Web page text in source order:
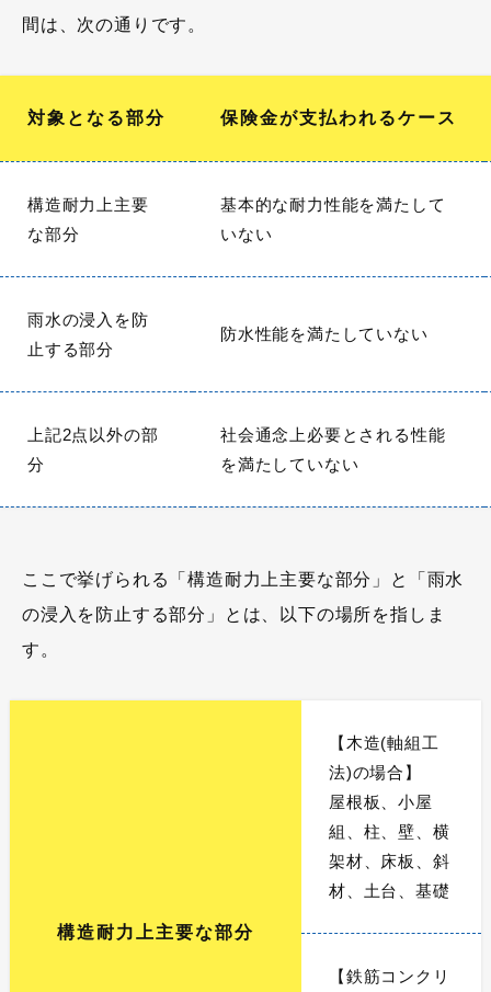
間は、次の通りです。
対象となる部分 保険金が支払われるケース
構造耐力上主要
な部分
基本的な耐力性能を満たして
いない
雨水の浸入を防
止する部分
防水性能を満たしていない
上記2点以外の部
分
社会通念上必要とされる性能
を満たしていない
ここで挙げられる「構造耐力上主要な部分」と「雨水
の浸入を防止する部分」とは、以下の場所を指しま
す。
構造耐力上主要な部分
【木造(軸組工
法)の場合】
屋根板、小屋
組、柱、壁、横
架材、床板、斜
材、土台、基礎
【鉄筋コンクリ